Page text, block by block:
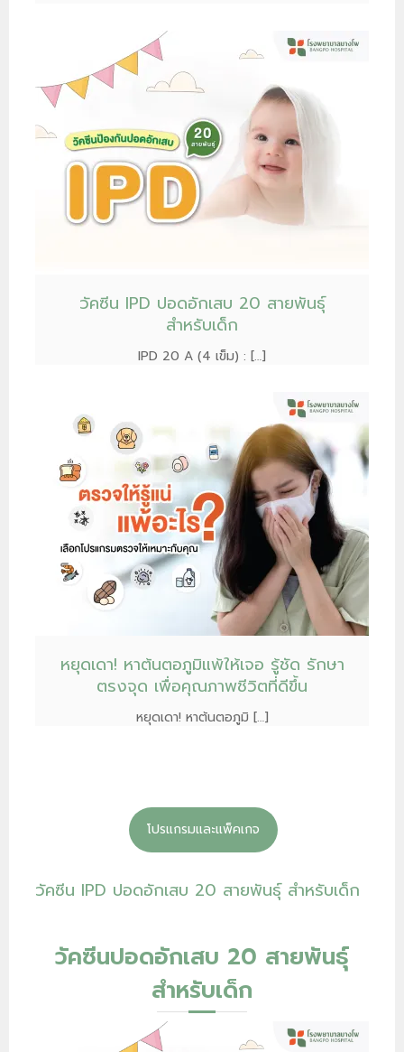
วัคซีน IPD ปอดอักเสบ 20 สายพันธุ์
สำหรับเด็ก
IPD 20 A (4 เข็ม) : […]
หยุดเดา! หาต้นตอภูมิแพ้ให้เจอ รู้ชัด รักษา
ตรงจุด เพื่อคุณภาพชีวิตที่ดีขึ้น
หยุดเดา! หาต้นตอภูมิ […]
โปรแกรมและแพ็คเกจ
วัคซีน IPD ปอดอักเสบ 20 สายพันธุ์ สำหรับเด็ก
วัคซีนปอดอักเสบ 20 สายพันธุ์
สำหรับเด็ก